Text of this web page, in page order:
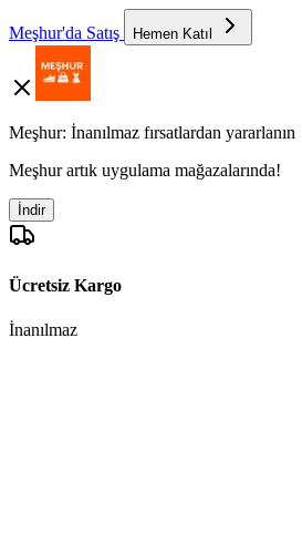
Meşhur'da Satış Hemen Katıl
Meşhur: İnanılmaz fırsatlardan yararlanın
Meşhur artık uygulama mağazalarında!
İndir
Ücretsiz Kargo
İnanılmaz